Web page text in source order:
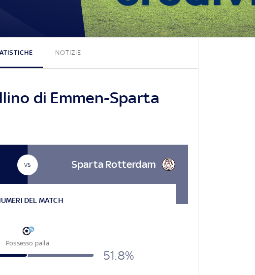
0 - 2
NOTIZIE
di Emmen-Sparta
VS Sparta Rotterdam
DEL MATCH
Possesso palla
51.8%